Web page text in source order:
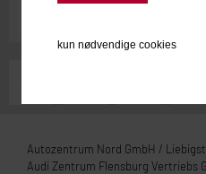
Autozentrum Nord GmbH /
Audi Zentrum Flensburg Vertriebs
kun nødvendige cookies